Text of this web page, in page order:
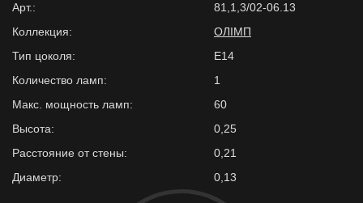
Арт.:
81,1,3/02-06.13
Коллекция:
ОЛІМП
Тип цоколя:
E14
Количество ламп:
1
Макс. мощность ламп:
60
Высота:
0,25
Расстояние от стены:
0,21
Диаметр:
0,13